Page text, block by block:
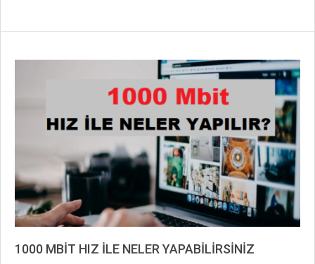
1000 MBİT HIZ İLE NELER YAPABİLİRSİNİZ